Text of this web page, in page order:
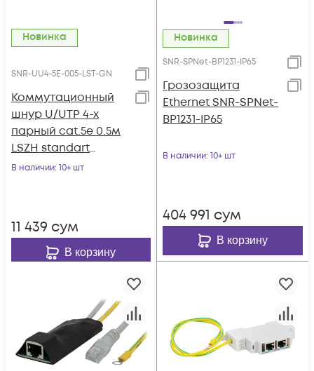
Новинка
SNR-UU4-5E-005-LST-GN
Коммутационный
шнур U/UTP 4-х
парный cat.5e 0.5м
LSZH standart
зеленый
В наличии: 10+ шт
11 439 сум
В корзину
Новинка
SNR-SPNet-BP1231-IP65
Грозозащита
Ethernet SNR-SPNet-
BP1231-IP65
В наличии: 10+ шт
404 991 сум
В корзину